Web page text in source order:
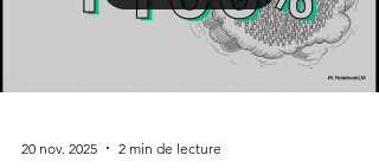
20 nov. 2025 2 min de lecture